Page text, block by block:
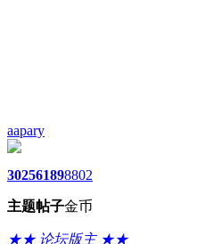
aapary
3025
主题
6189
帖子
8802
金币
★★ 论坛版主 ★★